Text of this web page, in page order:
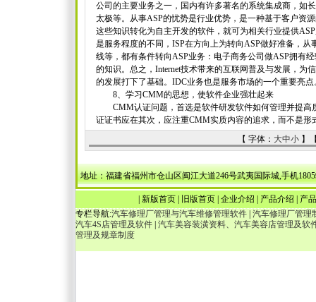
公司的主要业务之一，国内有许多著名的系统集成商，如
太极等。从事ASP的忧势是行业优势，是一种基于客户资
这些知识转化为自主开发的软件，就可为相关行业提供
是服务程度的不同，ISP在方向上为转向ASP做好准备，
线等，都有条件转向ASP业务：电子商务公司做ASP拥有
的知识。总之，Internet技术带来的互联网普及与发展，为
的发展打下了基础。IDC业务也是服务市场的一个重要亮点
8、学习CMM的思想，使软件企业强壮起来
CMM认证问题，首选是软件研发软件如何管理并提高
证证书应在其次，应注重CMM实质内容的追求，而不是形
【 字体： 大中小】
地址：福建省福州市仓山区闽江大道246号武夷国际城,手机
新版首页| 旧版首页| 企业介绍 产品介绍
产
专栏导航:汽车修理厂管理与汽车维修管理软件 汽车修理厂管理
汽车4S店管理及软件 汽车美容装潢资料、汽车美容店管理及软
管理及规章制度